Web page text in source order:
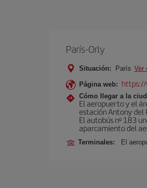
París-Orly
Situación: París Ver
Página web: https://
Cómo llegar a la
El aeropuerto y el
estación Antony del
El autobús nº 183
aparcamiento del
Terminales: El